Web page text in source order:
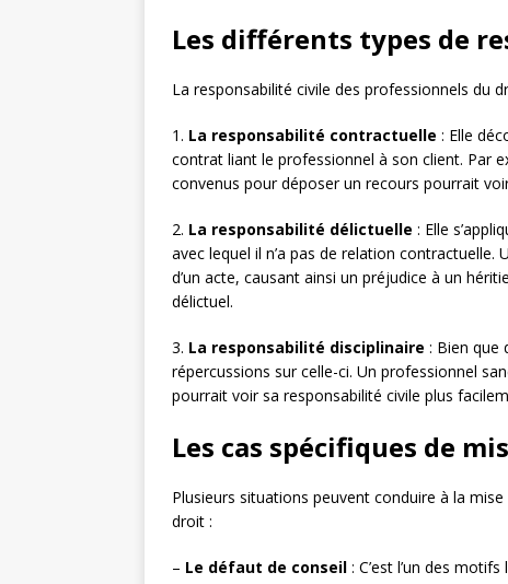
Les différents types de
La responsabilité civile des professionnels du
1. La responsabilité contractuelle : Elle
contrat liant le professionnel à son client. Par
convenus pour déposer un recours pourrait
2. La responsabilité délictuelle : Elle
avec lequel il n’a pas de relation
d’un acte, causant ainsi un préjudice à un
délictuel.
3. La responsabilité disciplinaire : Bien que
répercussions sur celle-ci. Un professionnel
pourrait voir sa responsabilité civile plus
Les cas spécifiques de
Plusieurs situations peuvent conduire à la
droit :
– Le défaut de conseil : C’est l’un des